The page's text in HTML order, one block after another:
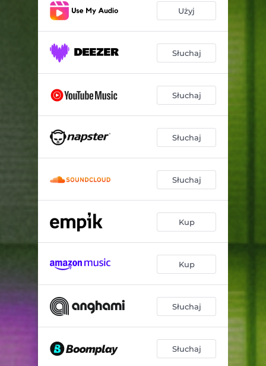
Użyj
Słuchaj
Słuchaj
Słuchaj
Słuchaj
Kup
Kup
Słuchaj
Słuchaj